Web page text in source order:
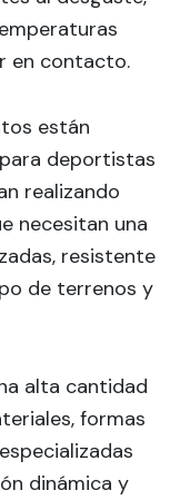
en contacto.
están
deportistas
realizando
necesitan una
resistente
de terrenos y
alta cantidad
formas
dinámica y